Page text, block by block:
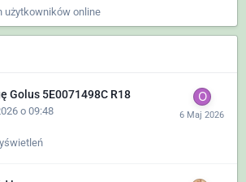
użytkowników online
Golus 5E0071498C R18
o 09:48